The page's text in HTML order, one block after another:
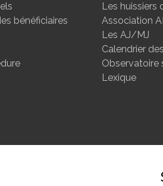
bénéficiaires
Les huissiers
Association
Les AJ/MJ
Calendrier
Observatoire
Lexique